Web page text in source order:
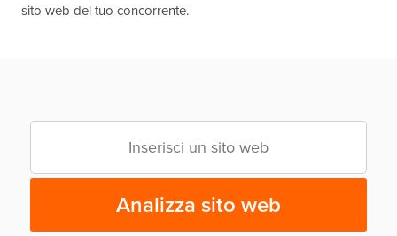
sito web del tuo concorrente.
Analizza sito web